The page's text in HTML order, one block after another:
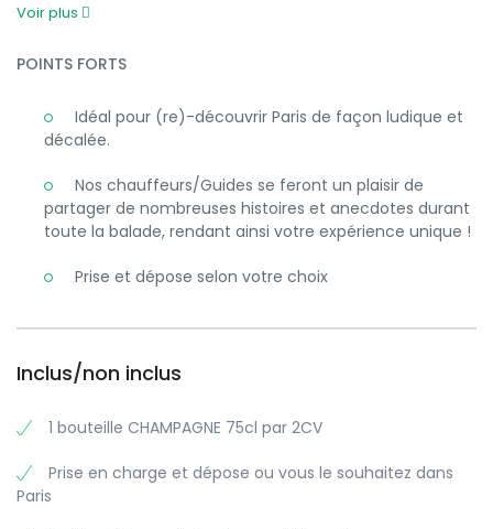
Voir plus
POINTS FORTS
Idéal pour (re)-découvrir Paris de façon ludique et
décalée.
Nos chauffeurs/Guides se feront un plaisir de
partager de nombreuses histoires et anecdotes durant
toute la balade, rendant ainsi votre expérience unique !
Prise et dépose selon votre choix
Inclus/non inclus
1 bouteille CHAMPAGNE 75cl par 2CV
Prise en charge et dépose ou vous le souhaitez dans
Paris